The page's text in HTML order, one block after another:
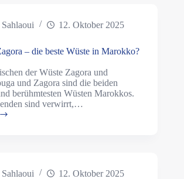
12. Oktober 2025
– die beste Wüste in Marokko?
der Wüste Zagora und
und Zagora sind die beiden
berühmtesten Wüsten Marokkos.
sind verwirrt,…
12. Oktober 2025